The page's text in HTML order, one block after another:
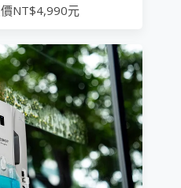
NT$4,990元